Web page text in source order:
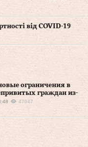
від COVID-19
ограничения в
граждан из-
47047